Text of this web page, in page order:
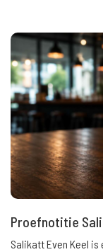
Proefnotitie
Salikatt Even Keel is